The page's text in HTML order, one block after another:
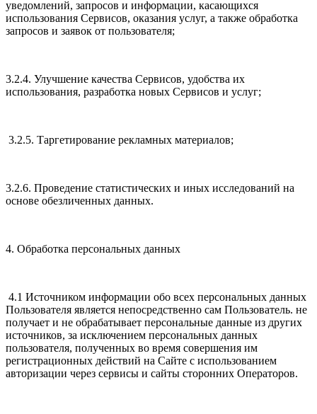
уведомлений, запросов и информации, касающихся
использования Сервисов, оказания услуг, а также обработка
запросов и заявок от пользователя;
3.2.4. Улучшение качества Сервисов, удобства их
использования, разработка новых Сервисов и услуг;
3.2.5. Таргетирование рекламных материалов;
3.2.6. Проведение статистических и иных исследований на
основе обезличенных данных.
4. Обработка персональных данных
4.1 Источником информации обо всех персональных данных
Пользователя является непосредственно сам Пользователь. не
получает и не обрабатывает персональные данные из других
источников, за исключением персональных данных
пользователя, полученных во время совершения им
регистрационных действий на Сайте с использованием
авторизации через сервисы и сайты сторонних Операторов.